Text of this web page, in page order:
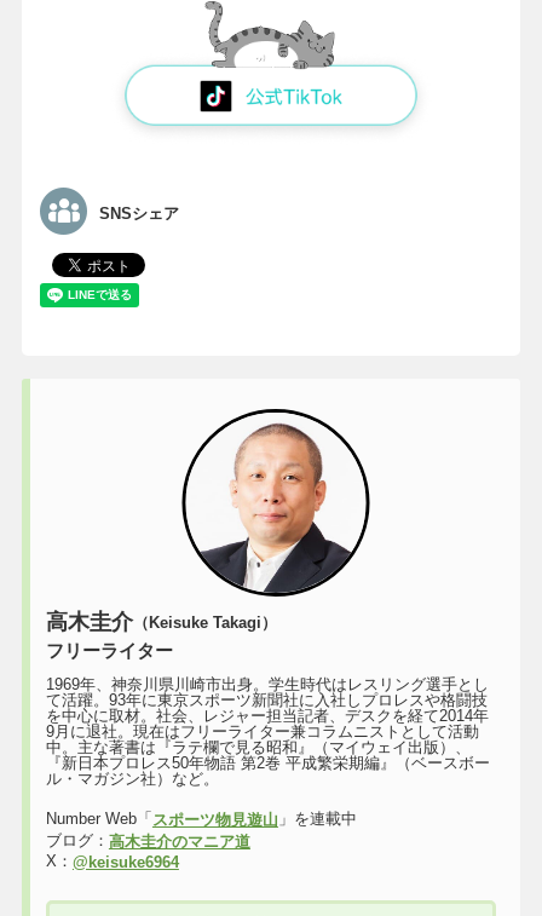
SNSシェア
高木圭介（Keisuke Takagi）
フリーライター
1969年、神奈川県川崎市出身。学生時代はレスリング選手とし
て活躍。93年に東京スポーツ新聞社に入社しプロレスや格闘技
を中心に取材。社会、レジャー担当記者、デスクを経て2014年
9月に退社。現在はフリーライター兼コラムニストとして活動
中。主な著書は『ラテ欄で見る昭和』（マイウェイ出版）、
『新日本プロレス50年物語 第2巻 平成繁栄期編』（ベースボー
ル・マガジン社）など。
Number Web「 スポーツ物見遊山 」を連載中
ブログ： 高木圭介のマニア道
X： @keisuke6964